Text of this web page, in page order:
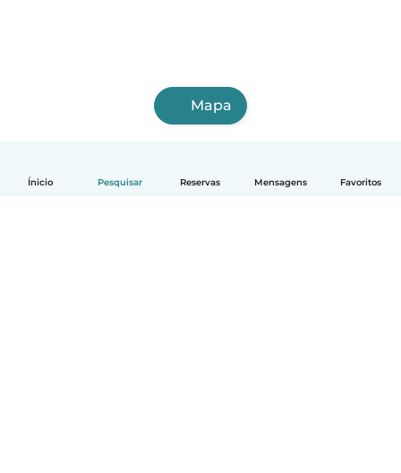
Ínicio Pesquisar Reservas Mensagens Favoritos
Mapa